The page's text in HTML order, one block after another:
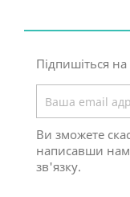
Підпишіться
Ви зможете
написавши
зв'язку.